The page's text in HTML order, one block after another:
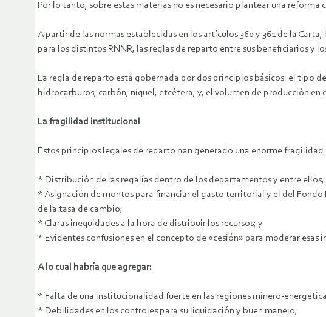
Por lo tanto, sobre estas materias no es necesario plantear una
A partir de las normas establecidas en los artículos 360 y 361 de la
para los distintos RNNR, las reglas de reparto entre sus beneficiarios y
La regla de reparto está gobernada por dos principios básicos: el tipo
hidrocarburos, carbón, níquel, etcétera; y, el volumen de producción en
La fragilidad institucional
Estos principios legales de reparto han generado una enorme
* Distribución de las regalías dentro de los departamentos y entre
* Asignación de montos para financiar el gasto territorial y el del Fondo
de la tasa de cambio;
* Claras inequidades a la hora de distribuir los recursos; y
* Evidentes confusiones en el concepto de «cesión» para moderar esas
A lo cual habría que agregar:
* Falta de una institucionalidad fuerte en las regiones minero-
* Debilidades en los controles para su liquidación y buen manejo;